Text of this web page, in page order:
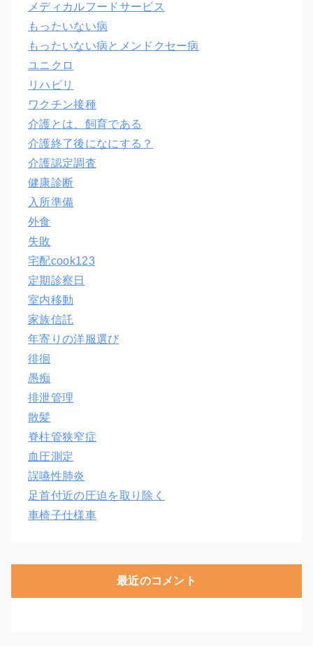
メディカルフードサービス
もったいない病
もったいない病とメンドクセー病
ユニクロ
リハビリ
ワクチン接種
介護とは、飼育である
介護終了後になにする？
介護認定調査
健康診断
入所準備
外食
失敗
宅配cook123
定期診察日
室内移動
家族信託
年寄りの洋服選び
徘徊
愚痴
排泄管理
散髪
脊柱管狭窄症
血圧測定
誤嚥性肺炎
足首付近の圧迫を取り除く
車椅子仕様車
最近のコメント